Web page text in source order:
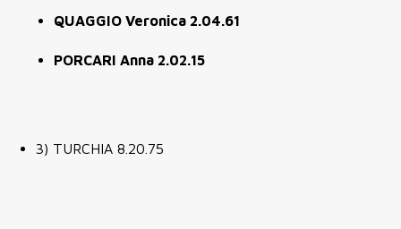
QUAGGIO Veronica 2.04.61
PORCARI Anna 2.02.15
3) TURCHIA 8.20.75